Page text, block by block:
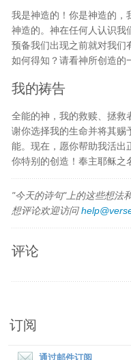
我是神造的！你是神造的，
神造的。神在任何人认识我
预备我们出现之前就对我们
如何得知？请看神所创造的
我的祷告
全能的神，我的救赎、拯救
谢你选择我的生命并将其赐
能。现在，愿你帮助我活出
你特别的创造！奉主耶稣之
"今天的诗句"上的这些想法
想评论欢迎访问
评论
订阅
通过邮件订阅